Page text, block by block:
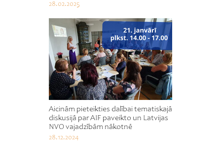
28.02.2025
Aicinām pieteikties dalībai tematiskajā
diskusijā par AIF paveikto un Latvijas
NVO vajadzībām nākotnē
28.12.2024